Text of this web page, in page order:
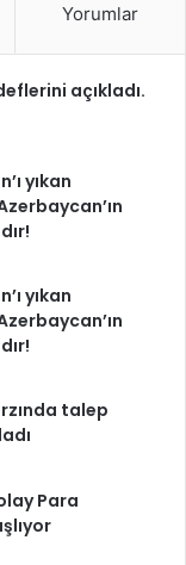
Yorumlar
açıkladı.
yıkan
yıkan
talep
Para